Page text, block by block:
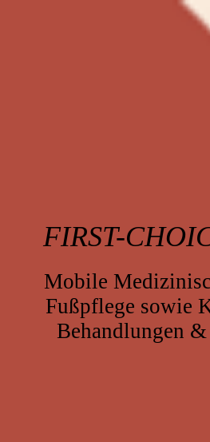
FIRST-
Mobile
Fußpflege sowie
Behandlungen &